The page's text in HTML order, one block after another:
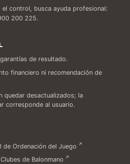
control, busca ayuda profesional:
200 225.
de resultado.
financiero ni recomendación de
quedar desactualizados; la
corresponde al usuario.
Ordenación del Juego
de Balonmano